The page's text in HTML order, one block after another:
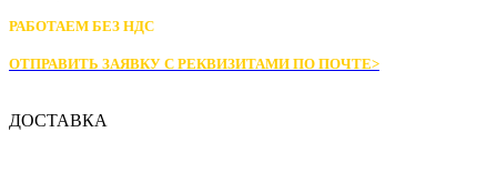
РАБОТАЕМ БЕЗ НДС
ОТПРАВИТЬ ЗАЯВКУ С РЕКВИЗИТАМИ ПО ПОЧТЕ>
ДОСТАВКА